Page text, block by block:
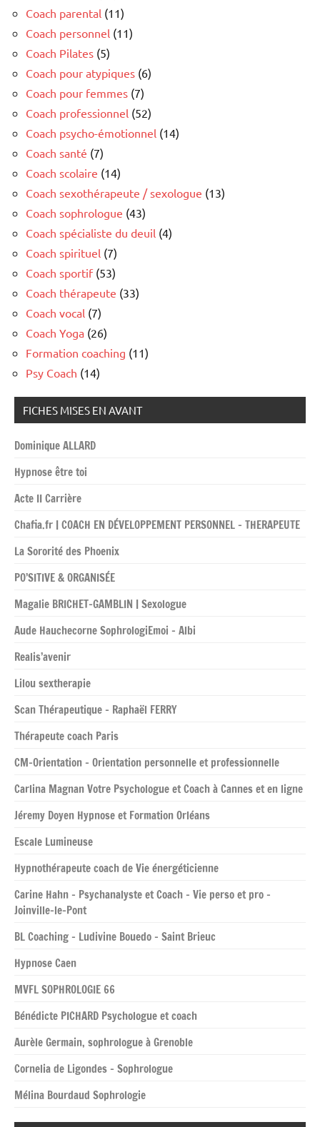
Coach parental (11)
Coach personnel (11)
Coach Pilates (5)
Coach pour atypiques (6)
Coach pour femmes (7)
Coach professionnel (52)
Coach psycho-émotionnel (14)
Coach santé (7)
Coach scolaire (14)
Coach sexothérapeute / sexologue (13)
Coach sophrologue (43)
Coach spécialiste du deuil (4)
Coach spirituel (7)
Coach sportif(53)
Coach thérapeute (33)
Coach vocal (7)
Coach Yoga (26)
Formation coaching (11)
Psy Coach (14)
FICHES MISES EN AVANT
Dominique ALLARD
Hypnose être toi
Acte II Carrière
Chafia.fr | COACH EN DÉVELOPPEMENT PERSONNEL – THERAPEUTE
La Sororité des Phoenix
PO’SITIVE & ORGANISÉE
Magalie BRICHET-GAMBLIN | Sexologue
Aude Hauchecorne SophrologiEmoi – Albi
Realis’avenir
Lilou sextherapie
Scan Thérapeutique – Raphaël FERRY
Thérapeute coach Paris
CM-Orientation – Orientation personnelle et professionnelle
Carlina Magnan Votre Psychologue et Coach à Cannes et en ligne
Jéremy Doyen Hypnose et Formation Orléans
Escale Lumineuse
Hypnothérapeute coach de Vie énergéticienne
Carine Hahn – Psychanalyste et Coach – Vie perso et pro –
Joinville-le-Pont
BL Coaching – Ludivine Bouedo – Saint Brieuc
Hypnose Caen
MVFL SOPHROLOGIE 66
Bénédicte PICHARD Psychologue et coach
Aurèle Germain, sophrologue à Grenoble
Cornelia de Ligondes – Sophrologue
Mélina Bourdaud Sophrologie